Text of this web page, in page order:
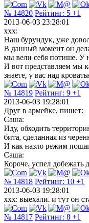
№ 14820 Рейтинг: 5 +1
2013-06-03 23:28:01
xxx:
Наш бурундук, уже
В данный момент он
мы вели себя потише. У
И вот представляем мы
знаете, у вас над
№ 14819 Рейтинг: 9 +1
2013-06-03 19:28:01
Друг в армейке, пишет:
Саша:
Иду, обходить
бита, сделанная из
И как назло режим
Саша:
Короче, успел
№ 14818 Рейтинг: 10 +1
2013-06-03 19:28:01
xxx: выехали. и тут он
№ 14817 Рейтинг: 8 +1